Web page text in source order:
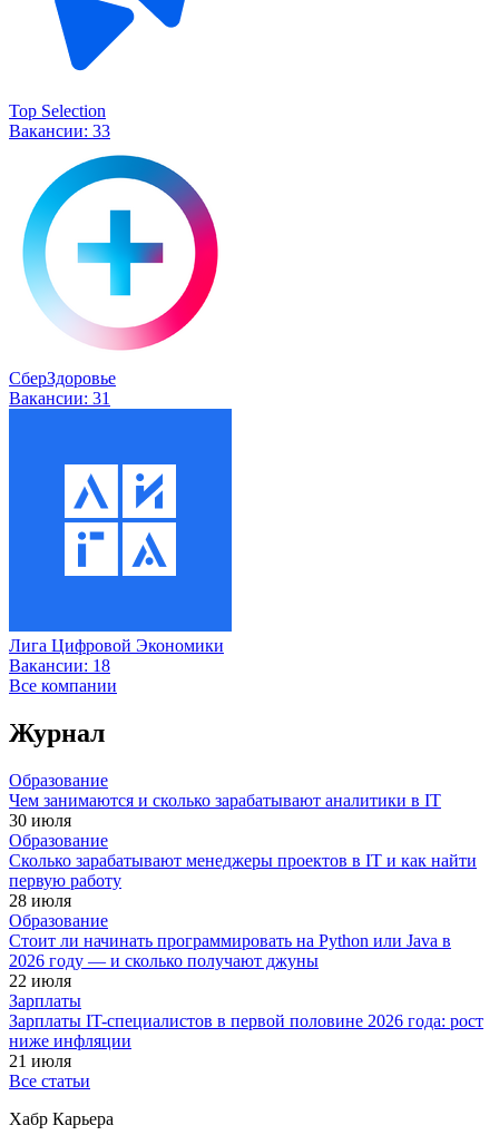
Top Selection
Вакансии: 33
СберЗдоровье
Вакансии: 31
Лига Цифровой Экономики
Вакансии: 18
Все компании
Журнал
Образование
Чем занимаются и сколько зарабатывают аналитики в IT
30 июля
Образование
Сколько зарабатывают менеджеры проектов в IT и как найти
первую работу
28 июля
Образование
Стоит ли начинать программировать на Python или Java в
2026 году — и сколько получают джуны
22 июля
Зарплаты
Зарплаты IT-специалистов в первой половине 2026 года: рост
ниже инфляции
21 июля
Все статьи
Хабр Карьера